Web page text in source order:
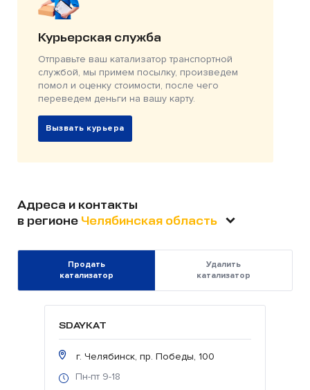
Курьерская служба
Отправьте ваш катализатор транспортной
службой, мы примем посылку, произведем
помол и оценку стоимости, после чего
переведем деньги на вашу карту.
Вызвать курьера
Адреса и контакты
в регионе Челябинская область
Продать
катализатор
Удалить
катализатор
SDAYKAT
г. Челябинск, пр. Победы, 100
Пн-пт 9-18